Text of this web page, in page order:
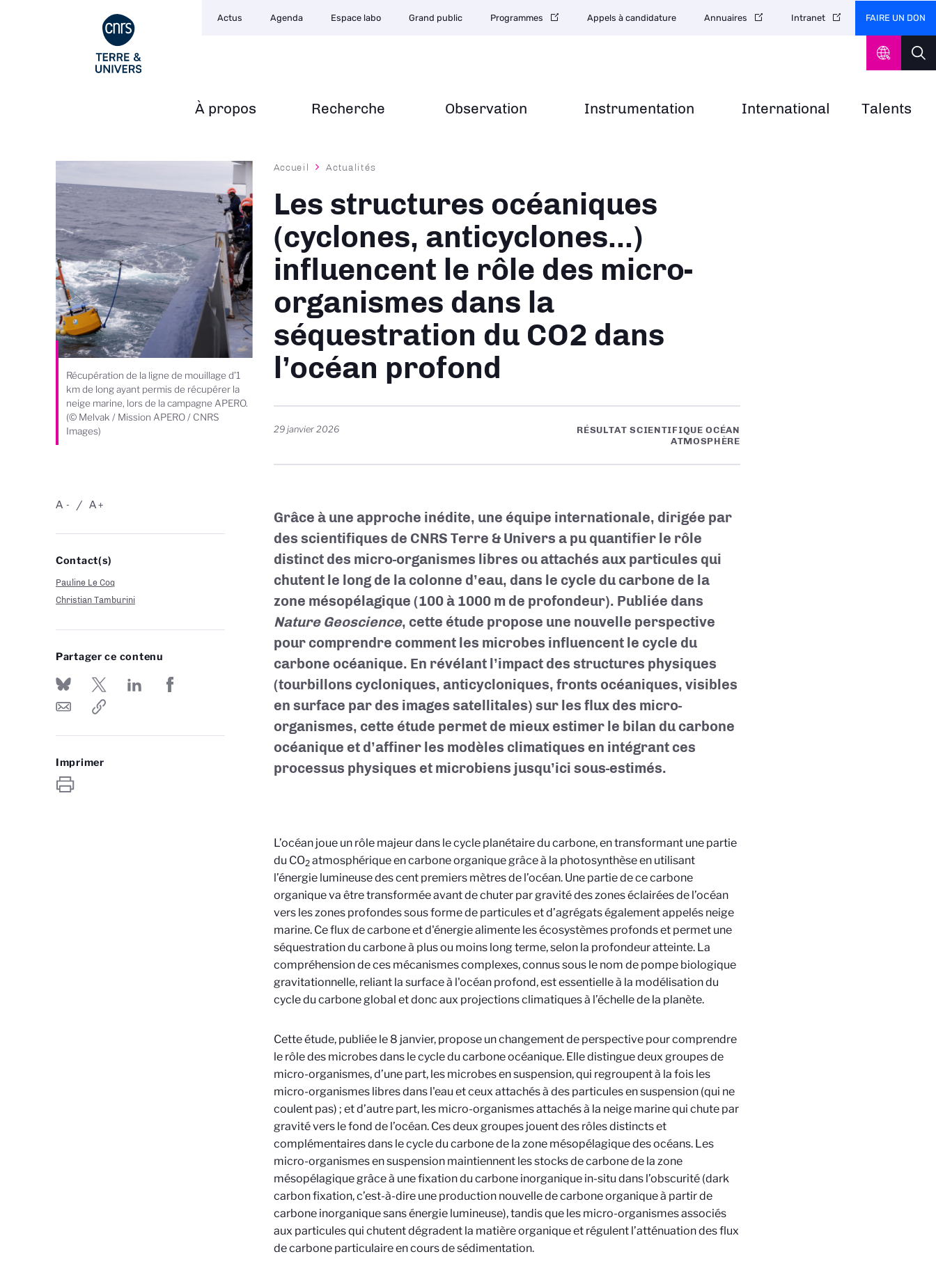
Navigation
À propos Recherche Observation Instrumentation International Talents
secondaire
Actus Agenda Espace labo Grand public Programmes Appels à candidature Annuaires Intranet FAIRE UN DON
Récupération de la ligne de mouillage d’1
km de long ayant permis de récupérer la
neige marine, lors de la campagne APERO.
(© Melvak / Mission APERO / CNRS
Images)
-
A +
A
Contact(s)
Pauline Le Coq
Christian Tamburini
Partager ce contenu
Imprimer
Fil
Accueil Actualités
Les structures océaniques
(cyclones, anticyclones...)
influencent le rôle des micro-
organismes dans la
séquestration du CO2 dans
l’océan profond
29 janvier 2026
RÉSULTAT SCIENTIFIQUE OCÉAN
ATMOSPHÈRE
Grâce à une approche inédite, une équipe internationale, dirigée par
des scientifiques de CNRS Terre & Univers a pu quantifier le rôle
distinct des micro-organismes libres ou attachés aux particules qui
chutent le long de la colonne d’eau, dans le cycle du carbone de la
zone mésopélagique (100 à 1000 m de profondeur). Publiée dans
Nature Geoscience, cette étude propose une nouvelle perspective
pour comprendre comment les microbes influencent le cycle du
carbone océanique. En révélant l’impact des structures physiques
(tourbillons cycloniques, anticycloniques, fronts océaniques, visibles
en surface par des images satellitales) sur les flux des micro-
organismes, cette étude permet de mieux estimer le bilan du carbone
océanique et d’affiner les modèles climatiques en intégrant ces
processus physiques et microbiens jusqu’ici sous-estimés.
L’océan joue un rôle majeur dans le cycle planétaire du carbone, en transformant une partie
du CO2atmosphérique en carbone organique grâce à la photosynthèse en utilisant
l’énergie lumineuse des cent premiers mètres de l’océan. Une partie de ce carbone
organique va être transformée avant de chuter par gravité des zones éclairées de l’océan
vers les zones profondes sous forme de particules et d’agrégats également appelés neige
marine. Ce flux de carbone et d'énergie alimente les écosystèmes profonds et permet une
séquestration du carbone à plus ou moins long terme, selon la profondeur atteinte. La
compréhension de ces mécanismes complexes, connus sous le nom de pompe biologique
gravitationnelle, reliant la surface à l'océan profond, est essentielle à la modélisation du
cycle du carbone global et donc aux projections climatiques à l’échelle de la planète.
Cette étude, publiée le 8 janvier, propose un changement de perspective pour comprendre
le rôle des microbes dans le cycle du carbone océanique. Elle distingue deux groupes de
micro-organismes, d’une part, les microbes en suspension, qui regroupent à la fois les
micro-organismes libres dans l'eau et ceux attachés à des particules en suspension (qui ne
coulent pas) ; et d’autre part, les micro-organismes attachés à la neige marine qui chute par
gravité vers le fond de l’océan. Ces deux groupes jouent des rôles distincts et
complémentaires dans le cycle du carbone de la zone mésopélagique des océans. Les
micro-organismes en suspension maintiennent les stocks de carbone de la zone
mésopélagique grâce à une fixation du carbone inorganique in-situ dans l’obscurité (dark
carbon fixation, c’est-à-dire une production nouvelle de carbone organique à partir de
carbone inorganique sans énergie lumineuse), tandis que les micro-organismes associés
aux particules qui chutent dégradent la matière organique et régulent l’atténuation des flux
de carbone particulaire en cours de sédimentation.